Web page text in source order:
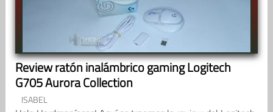
Review ratón inalámbrico gaming Logitech
G705 Aurora Collection
ISABEL